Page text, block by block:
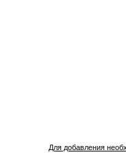
Для добавления